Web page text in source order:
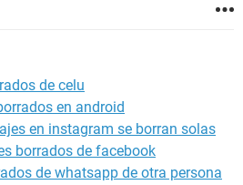
de celu
en android
en instagram se borran solas
borrados de facebook
de whatsapp de otra persona